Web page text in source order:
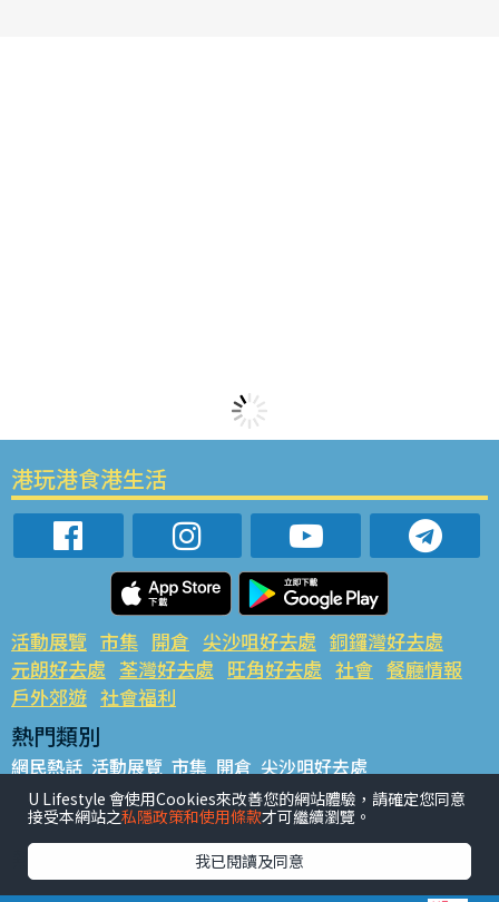
港玩港食港生活
活動展覽 市集 開倉 尖沙咀好去處 銅鑼灣好去處
元朗好去處 荃灣好去處 旺角好去處 社會 餐廳情報
戶外郊遊 社會福利
熱門類別
網民熱話 活動展覽 市集 開倉 尖沙咀好去處
銅鑼灣好去處 元朗好去處 荃灣好去處 旺角好去處 社會
餐廳情報 戶外郊遊
熱門標籤
#UGO搵好去處 #人氣活動推介 #美食社群熱話
U Lifestyle 會使用Cookies來改善您的網站體驗，請確定您同意
接受本網站之私隱政策和使用條款才可繼續瀏覽。
我已閱讀及同意